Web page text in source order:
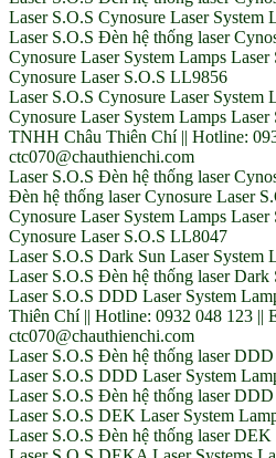
Laser S.O.S Cynosure Laser
Laser S.O.S Đèn hệ thống laser
Cynosure Laser System Lamps
Cynosure Laser S.O.S LL9856
Laser S.O.S Cynosure Laser System
Cynosure Laser System Lamps
TNHH Châu Thiên Chí || Hotline:
ctc070@chauthienchi.com
Laser S.O.S Đèn hệ thống laser
Đèn hệ thống laser Cynosure Laser
Cynosure Laser System Lamps
Cynosure Laser S.O.S LL8047
Laser S.O.S Dark Sun Laser System
Laser S.O.S Đèn hệ thống laser
Laser S.O.S DDD Laser System
Thiên Chí || Hotline: 0932 048 123 ||
ctc070@chauthienchi.com
Laser S.O.S Đèn hệ thống laser DDD
Laser S.O.S DDD Laser System
Laser S.O.S Đèn hệ thống laser
Laser S.O.S DEK Laser System
Laser S.O.S Đèn hệ thống laser